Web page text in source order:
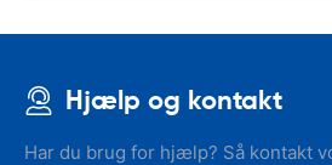
Hjælp og kontakt
Har du brug for hjælp? Så kontakt